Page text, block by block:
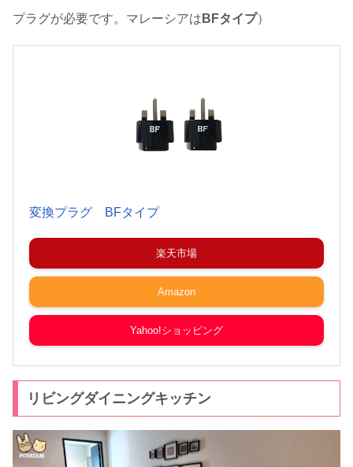
プラグが必要です。マレーシアは BFタイプ）
変換プラグ BFタイプ
楽天市場
Amazon
Yahoo!ショッピング
リビングダイニングキッチン